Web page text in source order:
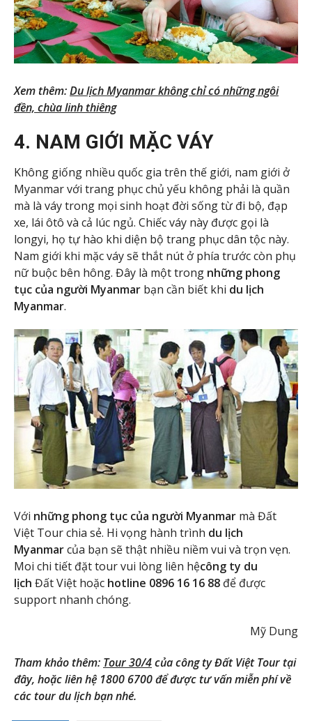
Xem thêm:Du lịch Myanmar không chỉ có những ngôi
đền, chùa linh thiêng
4. NAM GIỚI MẶC VÁY
Không giống nhiều quốc gia trên thế giới, nam giới ở
Myanmar với trang phục chủ yếu không phải là quần
mà là váy trong mọi sinh hoạt đời sống từ đi bộ, đạp
xe, lái ôtô và cả lúc ngủ. Chiếc váy này được gọi là
longyi, họ tự hào khi diện bộ trang phục dân tộc này.
Nam giới khi mặc váy sẽ thắt nút ở phía trước còn phụ
nữ buộc bên hông. Đây là một trong những phong
tục của người Myanmar bạn cần biết khi du lịch
Myanmar.
Với những phong tục của người Myanmar mà Đất
Việt Tour chia sẻ. Hi vọng hành trình du lịch
Myanmarcủa bạn sẽ thật nhiều niềm vui và trọn vẹn.
Moi chi tiết đặt tour vui lòng liên hệcông ty du
lịch Đất Việt hoặc hotline 0896 16 16 88 để được
support nhanh chóng.
Mỹ Dung
Tham khảo thêm: Tour 30/4của công ty Đất Việt Tour tại
đây, hoặc liên hệ 1800 6700 để được tư vấn miễn phí về
các tour du lịch bạn nhé.